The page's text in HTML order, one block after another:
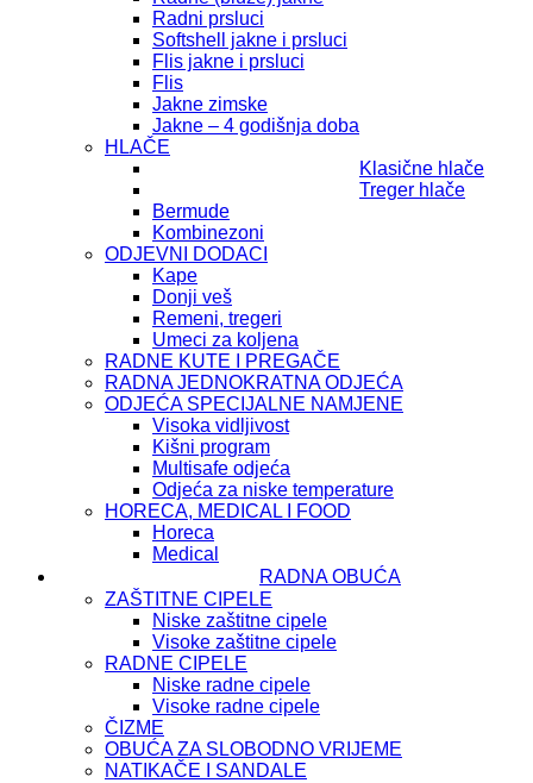
Radni prsluci
Softshell jakne i prsluci
Flis jakne i prsluci
Flis
Jakne zimske
Jakne – 4 godišnja doba
HLAČE
Klasične hlače
Treger hlače
Bermude
Kombinezoni
ODJEVNI DODACI
Kape
Donji veš
Remeni, tregeri
Umeci za koljena
RADNE KUTE I PREGAČE
RADNA JEDNOKRATNA ODJEĆA
ODJEĆA SPECIJALNE NAMJENE
Visoka vidljivost
Kišni program
Multisafe odjeća
Odjeća za niske temperature
HORECA, MEDICAL I FOOD
Horeca
Medical
RADNA OBUĆA
ZAŠTITNE CIPELE
Niske zaštitne cipele
Visoke zaštitne cipele
RADNE CIPELE
Niske radne cipele
Visoke radne cipele
ČIZME
OBUĆA ZA SLOBODNO VRIJEME
NATIKAČE I SANDALE